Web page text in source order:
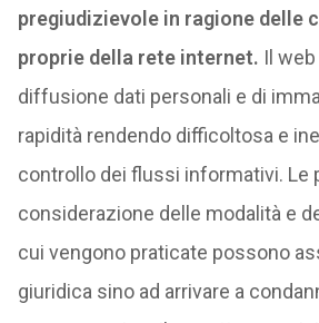
pregiudizievole in ragione delle
proprie della rete internet. Il
diffusione dati personali e di
rapidità rendendo difficoltosa e
controllo dei flussi informativi. Le
considerazione delle modalità e
cui vengono praticate possono
giuridica sino ad arrivare a